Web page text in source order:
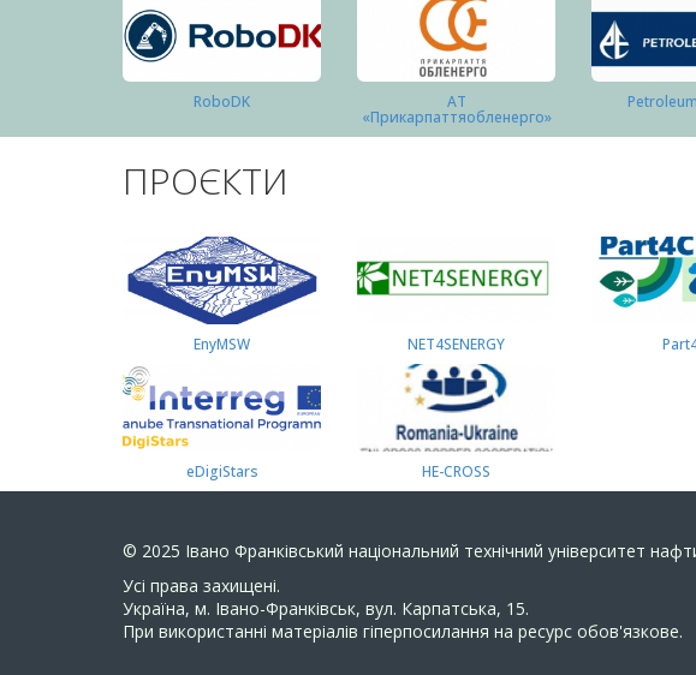
RoboDK АТ
«Прикарпаттяобленерго»
ПРОЄКТИ
EnyMSW NET4SENERGY
eDigiStars HE-CROSS
© 2025 Івано Франківський національний технічний університет
Усi права захищенi.
Україна, м. Івано-Франківськ, вул. Карпатська, 15.
При використанні матеріалів гіперпосилання на ресурс обов'язкове.